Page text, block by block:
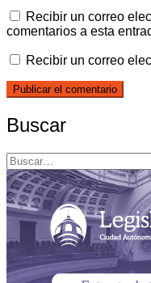
Recibir un correo
comentarios a esta
Recibir un correo
Buscar